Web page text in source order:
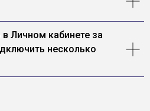
Личном кабинете за
несколько